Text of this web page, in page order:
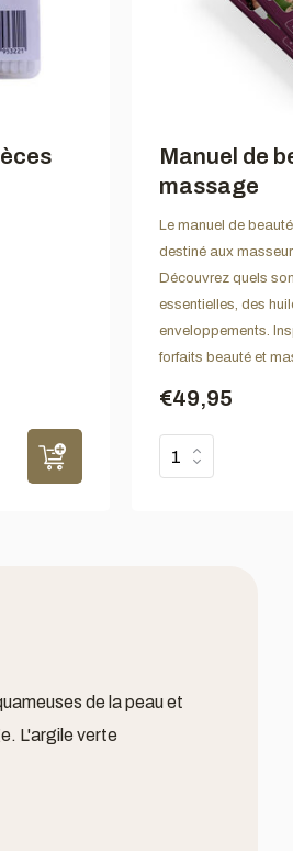
Manuel de
massage
Le manuel de
destiné aux
Découvrez quels
essentielles, des
enveloppements.
forfaits beauté et
€49,95
de la peau et
L'argile verte